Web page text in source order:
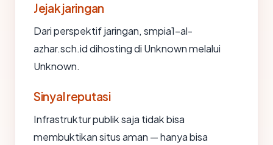
Jejak jaringan
Dari perspektif jaringan, smpia1-al-
azhar.sch.id dihosting di Unknown melalui
Unknown.
Sinyal reputasi
Infrastruktur publik saja tidak bisa
membuktikan situs aman — hanya bisa